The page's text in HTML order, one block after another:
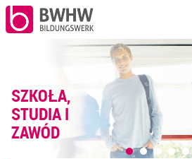
SZKOŁA,
STUDIA I
ZAWÓD
Dla firm
Od nas